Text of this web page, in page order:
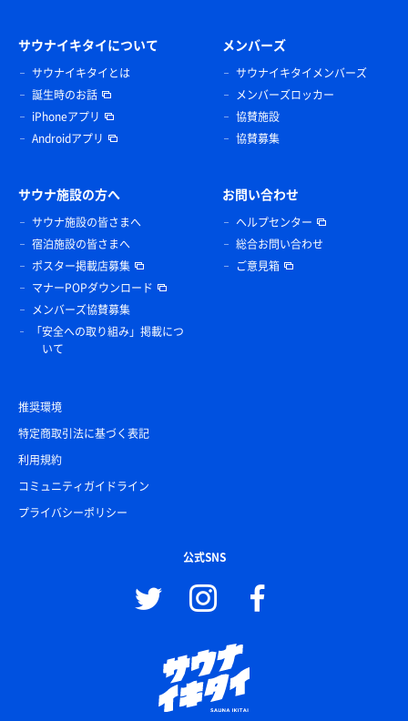
サウナイキタイについて
サウナイキタイとは
誕生時のお話
iPhoneアプリ
Androidアプリ
メンバーズ
サウナイキタイメンバーズ
メンバーズロッカー
協賛施設
協賛募集
サウナ施設の方へ
サウナ施設の皆さまへ
宿泊施設の皆さまへ
ポスター掲載店募集
マナーPOPダウンロード
メンバーズ協賛募集
「安全への取り組み」掲載につ
いて
お問い合わせ
ヘルプセンター
総合お問い合わせ
ご意見箱
推奨環境
特定商取引法に基づく表記
利用規約
コミュニティガイドライン
プライバシーポリシー
公式SNS